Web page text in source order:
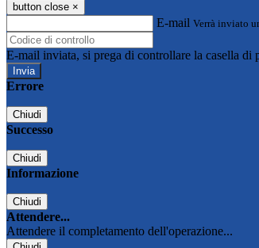
button close ×
E-mail Verrà inviato
E-mail inviata, si prega di controllare la casella di
Errore
Chiudi
Successo
Chiudi
Informazione
Chiudi
Attendere...
Attendere il completamento dell'operazione...